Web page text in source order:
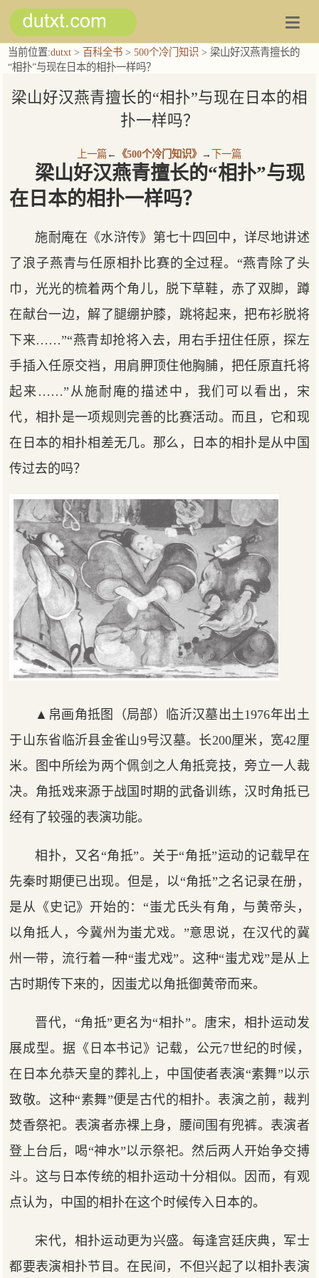
当前位置:dutxt > 百科全书 >500个冷门知识 > 梁山好汉燕青擅长的
“相扑”与现在日本的相扑一样吗？
梁山好汉燕青擅长的“相扑”与现在日本的相
扑一样吗？
上一篇 ← 《500个冷门知识》 → 下一篇
梁山好汉燕青擅长的“相扑”与现
在日本的相扑一样吗？
施耐庵在《水浒传》第七十四回中，详尽地讲述
了浪子燕青与任原相扑比赛的全过程。“燕青除了头
巾，光光的梳着两个角儿，脱下草鞋，赤了双脚，蹲
在献台一边，解了腿绷护膝，跳将起来，把布衫脱将
下来……”“燕青却抢将入去，用右手扭住任原，探左
手插入任原交裆，用肩胛顶住他胸脯，把任原直托将
起来……”从施耐庵的描述中，我们可以看出，宋
代，相扑是一项规则完善的比赛活动。而且，它和现
在日本的相扑相差无几。那么，日本的相扑是从中国
传过去的吗？
▲帛画角抵图（局部）临沂汉墓出土1976年出土
于山东省临沂县金雀山9号汉墓。长200厘米，宽42厘
米。图中所绘为两个佩剑之人角抵竞技，旁立一人裁
决。角抵戏来源于战国时期的武备训练，汉时角抵已
经有了较强的表演功能。
相扑，又名“角抵”。关于“角抵”运动的记载早在
先秦时期便已出现。但是，以“角抵”之名记录在册，
是从《史记》开始的：“蚩尤氏头有角，与黄帝头，
以角抵人，今冀州为蚩尤戏。”意思说，在汉代的冀
州一带，流行着一种“蚩尤戏”。这种“蚩尤戏”是从上
古时期传下来的，因蚩尤以角抵御黄帝而来。
晋代，“角抵”更名为“相扑”。唐宋，相扑运动发
展成型。据《日本书记》记载，公元7世纪的时候，
在日本允恭天皇的葬礼上，中国使者表演“素舞”以示
致敬。这种“素舞”便是古代的相扑。表演之前，裁判
焚香祭祀。表演者赤裸上身，腰间围有兜裤。表演者
登上台后，喝“神水”以示祭祀。然后两人开始争交搏
斗。这与日本传统的相扑运动十分相似。因而，有观
点认为，中国的相扑在这个时候传入日本的。
宋代，相扑运动更为兴盛。每逢宫廷庆典，军士
都要表演相扑节目。在民间，不但兴起了以相扑表演